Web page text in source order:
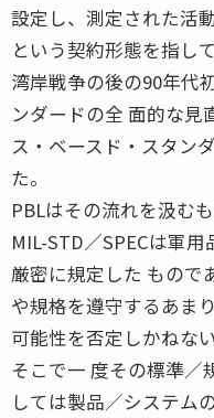
設定し、測定された活
という契約形態を指して
湾岸戦争の後の90年代
ンダードの全 面的な見
ス・ベースド・スタン
た。
PBLはその流れを汲む
MIL-STD／SPECは軍
厳密に規定した もので
や規格を遵守するあま
可能性を否定しかねな
そこで一 度その標準／
しては製品／システム